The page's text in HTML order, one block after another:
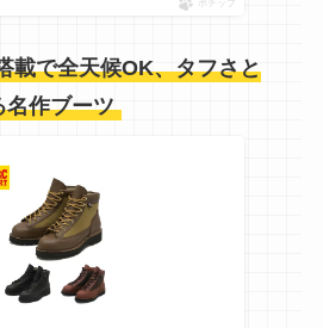
ポチップ
載で全天候OK、タフさと
名作ブーツ